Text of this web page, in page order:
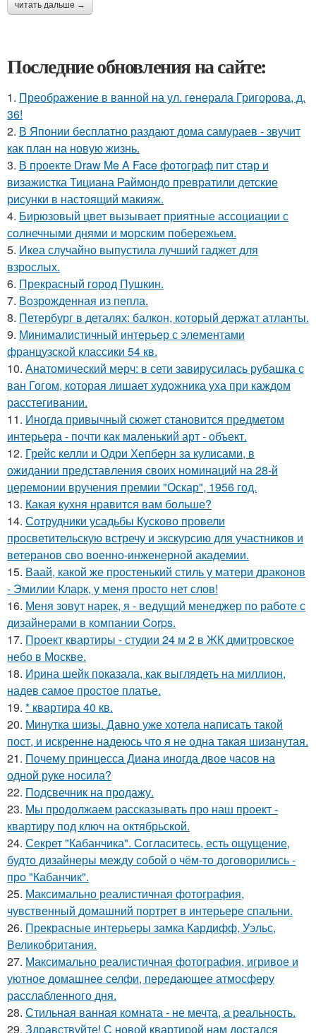
читать дальше →
Последние обновления на сайте:
1. Преображение в ванной на ул. генерала Григорова, д.
36!
2. В Японии бесплатно раздают дома самураев - звучит
как план на новую жизнь.
3. В проекте Draw Me A Face фотограф пит стар и
визажистка Тициана Раймондо превратили детские
рисунки в настоящий макияж.
4. Бирюзовый цвет вызывает приятные ассоциации с
солнечными днями и морским побережьем.
5. Икеа случайно выпустила лучший гаджет для
взрослых.
6. Прекрасный город Пушкин.
7. Возрожденная из пепла.
8. Петербург в деталях: балкон, который держат атланты.
9. Минималистичный интерьер с элементами
французской классики 54 кв.
10. Анатомический мерч: в сети завирусилась рубашка с
ван Гогом, которая лишает художника уха при каждом
расстегивании.
11. Иногда привычный сюжет становится предметом
интерьера - почти как маленький арт - объект.
12. Грейс келли и Одри Хепберн за кулисами, в
ожидании представления своих номинаций на 28-й
церемонии вручения премии "Оскар", 1956 год.
13. Какая кухня нравится вам больше?
14. Сотрудники усадьбы Кусково провели
просветительскую встречу и экскурсию для участников и
ветеранов сво военно-инженерной академии.
15. Ваай, какой же простенький стиль у матери драконов
- Эмилии Кларк, у меня просто нет слов!
16. Меня зовут нарек, я - ведущий менеджер по работе с
дизайнерами в компании Corps.
17. Проект квартиры - студии 24 м 2 в ЖК дмитровское
небо в Москве.
18. Ирина шейк показала, как выглядеть на миллион,
надев самое простое платье.
19. * квартира 40 кв.
20. Минутка шизы. Давно уже хотела написать такой
пост, и искренне надеюсь что я не одна такая шизанутая.
21. Почему принцесса Диана иногда двое часов на
одной руке носила?
22. Подсвечник на продажу.
23. Мы продолжаем рассказывать про наш проект -
квартиру под ключ на октябрьской.
24. Секрет "Кабанчика". Согласитесь, есть ощущение,
будто дизайнеры между собой о чём-то договорились -
про "Кабанчик".
25. Максимально реалистичная фотография,
чувственный домашний портрет в интерьере спальни.
26. Прекрасные интерьеры замка Кардифф, Уэльс,
Великобритания.
27. Максимально реалистичная фотография, игривое и
уютное домашнее селфи, передающее атмосферу
расслабленного дня.
28. Стильная ванная комната - не мечта, а реальность.
29. Здравствуйте! С новой квартирой нам достался